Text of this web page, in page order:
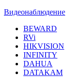
Видеонаблюдение
BEWARD
RVi
HIKVISION
INFINITY
DAHUA
DATAKAM